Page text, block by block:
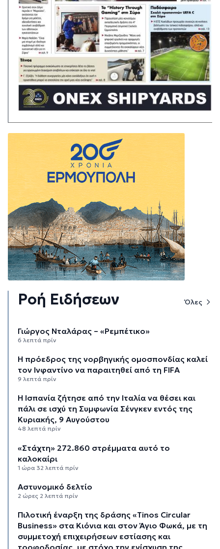
Ροή Ειδήσεων Όλες
Γιώργος Νταλάρας – «Ρεμπέτικο»
6 λεπτά πρίν
Η πρόεδρος της νορβηγικής ομοσπονδίας καλεί
τον Ινφαντίνο να παραιτηθεί από τη FIFA
9 λεπτά πρίν
H Ισπανία ζήτησε από την Ιταλία να θέσει και
πάλι σε ισχύ τη Συμφωνία Σένγκεν εντός της
Κυριακής, 9 Αυγούστου
48 λεπτά πρίν
«Στάχτη» 272.860 στρέμματα αυτό το
καλοκαίρι
1 ώρα 32 λεπτά πρίν
Αστυνομικό δελτίο
2 ώρες 2 λεπτά πρίν
Πιλοτική έναρξη της δράσης «Tinos Circular
Business» στα Κιόνια και στον Άγιο Φωκά, με τη
συμμετοχή επιχειρήσεων εστίασης και
τροφοδοσίας, με στόχο την ενίσχυση της